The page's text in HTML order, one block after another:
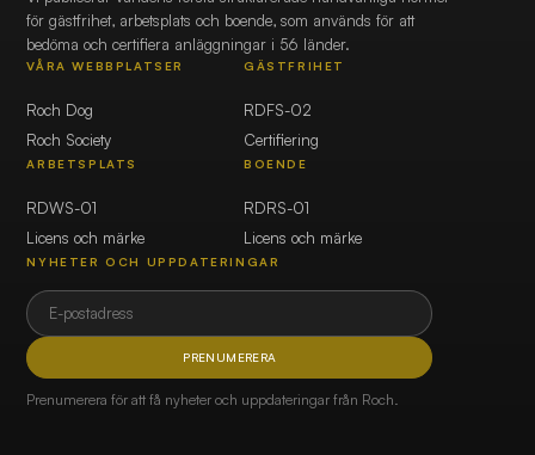
för gästfrihet, arbetsplats och boende, som används för att
bedöma och certifiera anläggningar i 56 länder.
VÅRA WEBBPLATSER
Roch Dog
Roch Society
GÄSTFRIHET
RDFS-02
Certifiering
ARBETSPLATS
RDWS-01
Licens och märke
BOENDE
RDRS-01
Licens och märke
NYHETER OCH UPPDATERINGAR
PRENUMERERA
Prenumerera för att få nyheter och uppdateringar från Roch.